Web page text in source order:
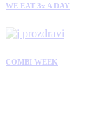
WE EAT 3x A DAY
COMBI WEEK